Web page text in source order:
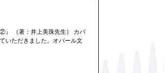
』 （著：井上美珠先生） カバ
いただきました。オパール文